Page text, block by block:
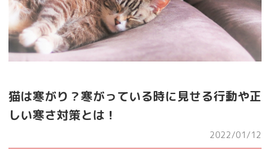
知って得する
エンタメ
猫は寒がり？寒がっている時に見せる行動や正
しい寒さ対策とは！
2022/01/12